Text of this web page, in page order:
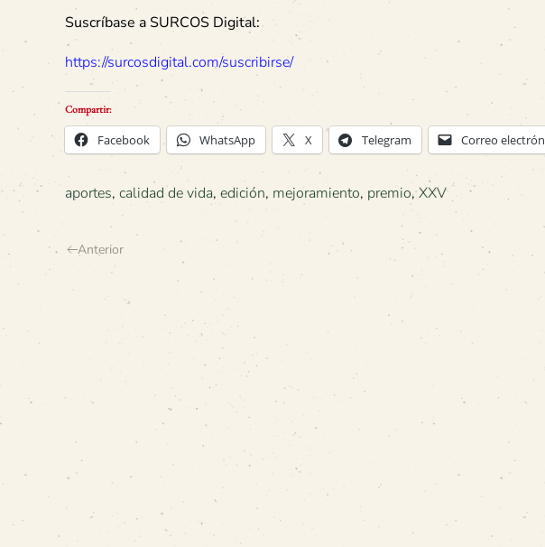
Suscríbase a SURCOS Digital:
https://surcosdigital.com/suscribirse/
Compartir:
Facebook WhatsApp X Telegram Correo
aportes, calidad de vida, edición, mejoramiento, premio,XXV
Anterior